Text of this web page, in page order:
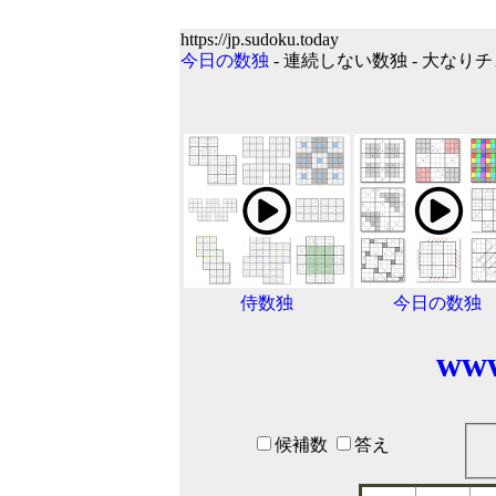
https://jp.sudoku.today
今日の数独 - 連続しない数独 - 大なり
侍数独 今日の数独
候補数 答え